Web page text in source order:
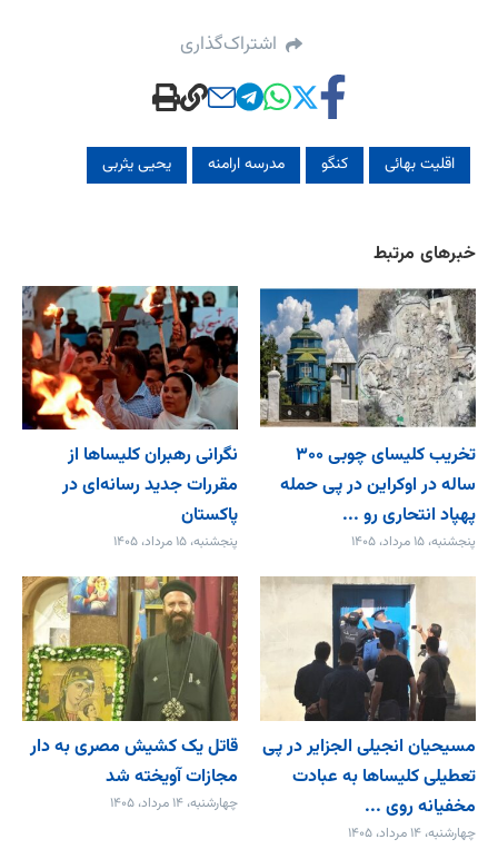
اشتراک‌گذاری
اقلیت بهائی کنگو مدرسه ارامنه یحیی یثربی
خبرهای مرتبط
تخریب کلیسای چوبی ۳۰۰
ساله در اوکراین در پی حمله
پهپاد انتحاری رو ...
پنجشنبه، ۱۵ مرداد، ۱۴۰۵
نگرانی رهبران کلیساها از
مقررات جدید رسانه‌ای در
پاکستان
پنجشنبه، ۱۵ مرداد، ۱۴۰۵
مسیحیان انجیلی الجزایر در پی
تعطیلی کلیساها به عبادت
مخفیانه روی ...
چهارشنبه، ۱۴ مرداد، ۱۴۰۵
قاتل یک کشیش مصری به دار
مجازات آویخته شد
چهارشنبه، ۱۴ مرداد، ۱۴۰۵